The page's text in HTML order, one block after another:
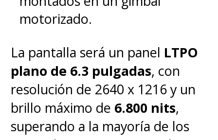
China. Si cumple lo prometido,
el Robot Phone podría
convertirse en el dispositivo más
innovador del año, restando
solo saber si llegará a los
mercados de Latinoamérica.
motorizado.
La pantalla será un panel LTPO
plano de 6.3 pulgadas, con
resolución de 2640 x 1216 y un
brillo máximo de 6.800 nits,
superando a la mayoría de los